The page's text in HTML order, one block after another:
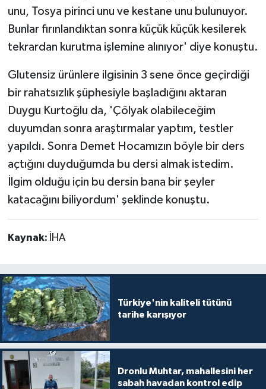
unu, Tosya pirinci unu ve kestane unu bulunuyor.
Bunlar fırınlandıktan sonra küçük küçük kesilerek
tekrardan kurutma işlemine alınıyor' diye konuştu.
Glutensiz ürünlere ilgisinin 3 sene önce geçirdiği
bir rahatsızlık şüphesiyle başladığını aktaran
Duygu Kurtoğlu da, 'Çölyak olabileceğim
duyumdan sonra araştırmalar yaptım, testler
yapıldı. Sonra Demet Hocamızın böyle bir ders
açtığını duyduğumda bu dersi almak istedim.
İlgim olduğu için bu dersin bana bir şeyler
katacağını biliyordum' şeklinde konuştu.
Kaynak: İHA
Türkiye'nin kaliteli tütünü
tarihe karışıyor
Dronlu Muhtar, mahallesini her
sabah havadan kontrol edip